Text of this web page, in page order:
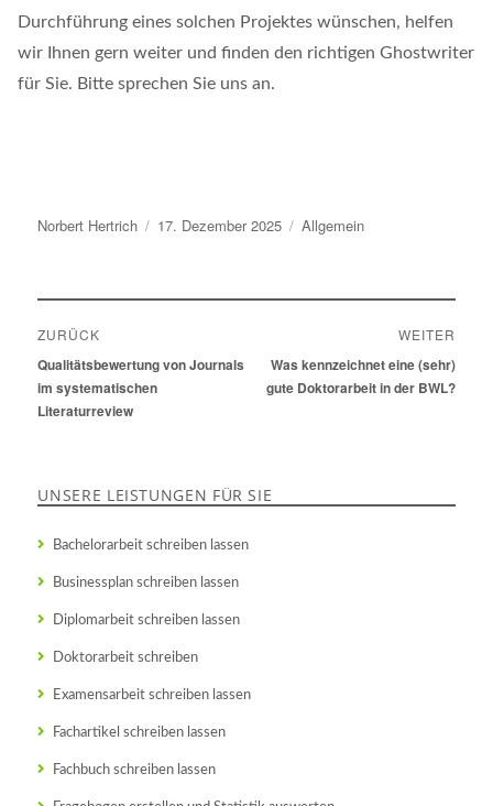
Durchführung eines solchen Projektes wünschen, helfen
wir Ihnen gern weiter und finden den richtigen Ghostwriter
für Sie. Bitte sprechen Sie uns an.
Autor
Norbert Hertrich
Veröffentlicht
17. Dezember 2025 Kategorien
Allgemein
Beitragsnavigation
ZURÜCK
Vorheriger
Beitrag:
Qualitätsbewertung von Journals
im systematischen
Literaturreview
WEITER
Nächster
Beitrag:
Was kennzeichnet eine (sehr)
gute Doktorarbeit in der BWL?
UNSERE LEISTUNGEN FÜR SIE
Bachelorarbeit schreiben lassen
Businessplan schreiben lassen
Diplomarbeit schreiben lassen
Doktorarbeit schreiben
Examensarbeit schreiben lassen
Fachartikel schreiben lassen
Fachbuch schreiben lassen